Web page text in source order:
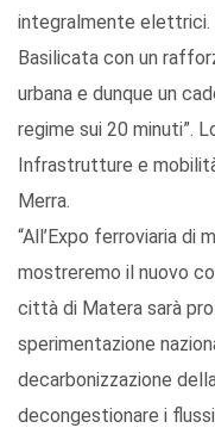
integralmente elettrici.
Basilicata con un
urbana e dunque un
regime sui 20 minuti”.
Infrastrutture e
Merra.
“All’Expo ferroviaria di
mostreremo il nuovo
città di Matera sarà
sperimentazione
decarbonizzazione
decongestionare i